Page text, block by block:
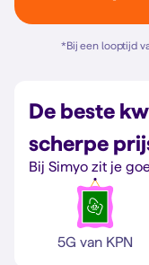
*Bij een looptijd
De beste
scherpe
Bij Simyo zit je
5G van KPN